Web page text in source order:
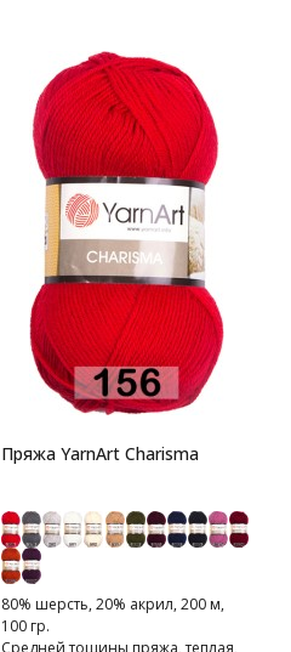
Пряжа YarnArt Charisma
80% шерсть, 20% акрил, 200 м,
100 гр.
Средней тощины пряжа, теплая,